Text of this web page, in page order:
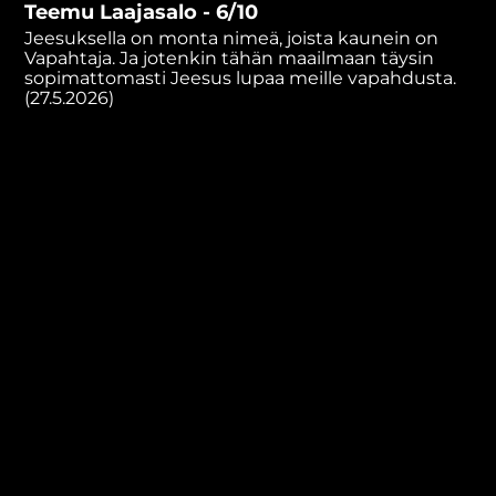
minutes,
20
seconds
Teemu Laajasalo - 6/10
Jeesuksella on monta nimeä, joista kaunein on
Vapahtaja. Ja jotenkin tähän maailmaan täysin
sopimattomasti Jeesus lupaa meille vapahdusta.
(27.5.2026)